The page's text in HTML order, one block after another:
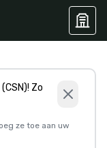
Zo
ze toe aan uw